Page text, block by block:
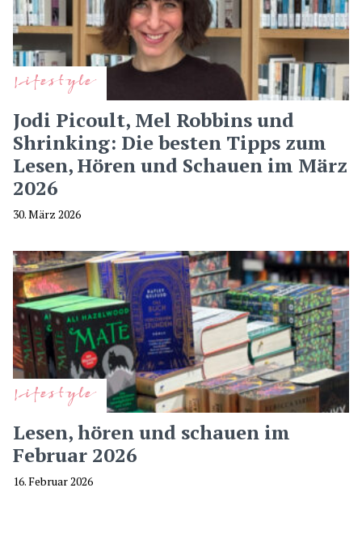
Lifestyle
Jodi Picoult, Mel Robbins und
Shrinking: Die besten Tipps zum
Lesen, Hören und Schauen im März
2026
30. März 2026
Lifestyle
Lesen, hören und schauen im
Februar 2026
16. Februar 2026